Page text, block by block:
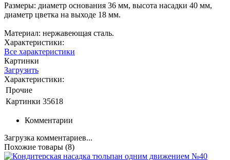
Размеры: диаметр основания 36 мм, высота насадки 40 мм,
диаметр цветка на выходе 18 мм.
Материал: нержавеющая сталь.
Характеристики:
Все характеристики
Картинки
Загрузить
Характеристики:
Прочие
Картинки 35618
Комментарии
Загрузка комментариев...
Похожие товары (8)